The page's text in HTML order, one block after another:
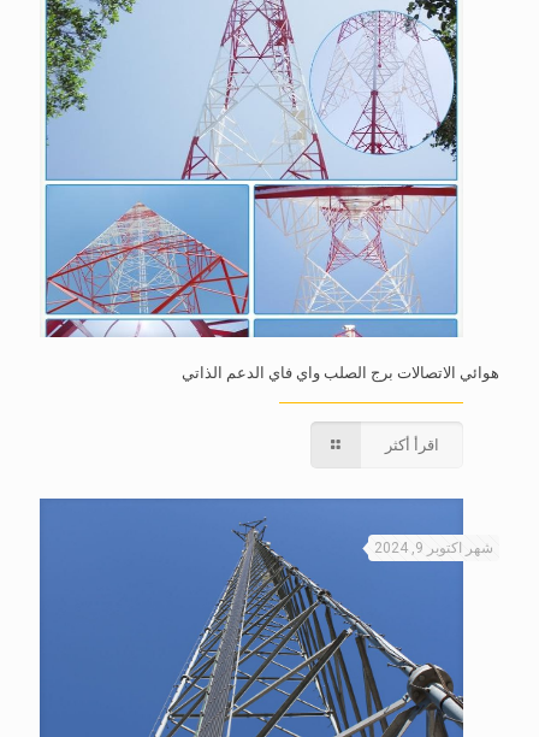
هوائي الاتصالات برج الصلب واي فاي الدعم الذاتي
اقرأ أكثر
شهر اكتوبر 9, 2024